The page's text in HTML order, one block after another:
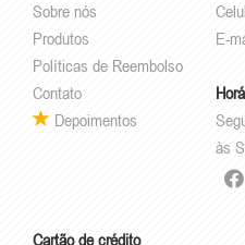
Sobre nós
Produtos
Políticas de Reembolso
Contato
Depoimentos
E-
às
Cartão de crédito